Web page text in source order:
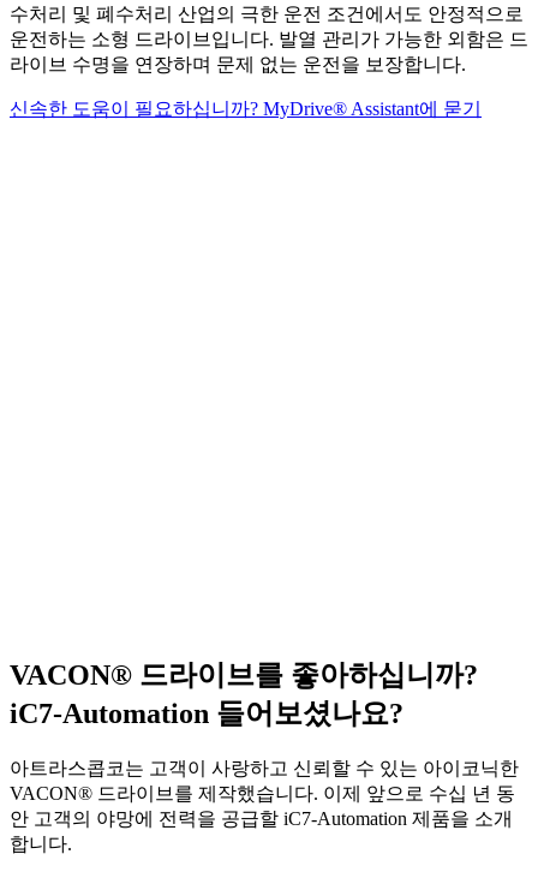
수처리 및 폐수처리 산업의 극한 운전 조건에서도 안정적으로
운전하는 소형 드라이브입니다. 발열 관리가 가능한 외함은 드
라이브 수명을 연장하며 문제 없는 운전을 보장합니다.
신속한 도움이 필요하십니까? MyDrive® Assistant에 묻기
VACON® 드라이브를 좋아하십니까?
iC7-Automation 들어보셨나요?
아트라스콥코는 고객이 사랑하고 신뢰할 수 있는 아이코닉한
VACON® 드라이브를 제작했습니다. 이제 앞으로 수십 년 동
안 고객의 야망에 전력을 공급할 iC7-Automation 제품을 소개
합니다.